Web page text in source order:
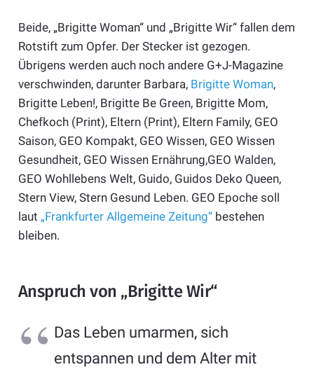
Beide, „Brigitte Woman“ und „Brigitte Wir“ fallen dem
Rotstift zum Opfer. Der Stecker ist gezogen.
Übrigens werden auch noch andere G+J-Magazine
verschwinden, darunter Barbara, Brigitte Woman,
Brigitte Leben!, Brigitte Be Green, Brigitte Mom,
Chefkoch (Print), Eltern (Print), Eltern Family, GEO
Saison, GEO Kompakt, GEO Wissen, GEO Wissen
Gesundheit, GEO Wissen Ernährung,GEO Walden,
GEO Wohllebens Welt, Guido, Guidos Deko Queen,
Stern View, Stern Gesund Leben. GEO Epoche soll
laut „Frankfurter Allgemeine Zeitung“bestehen
bleiben.
Anspruch von „Brigitte Wir“
Das Leben umarmen, sich
entspannen und dem Alter mit